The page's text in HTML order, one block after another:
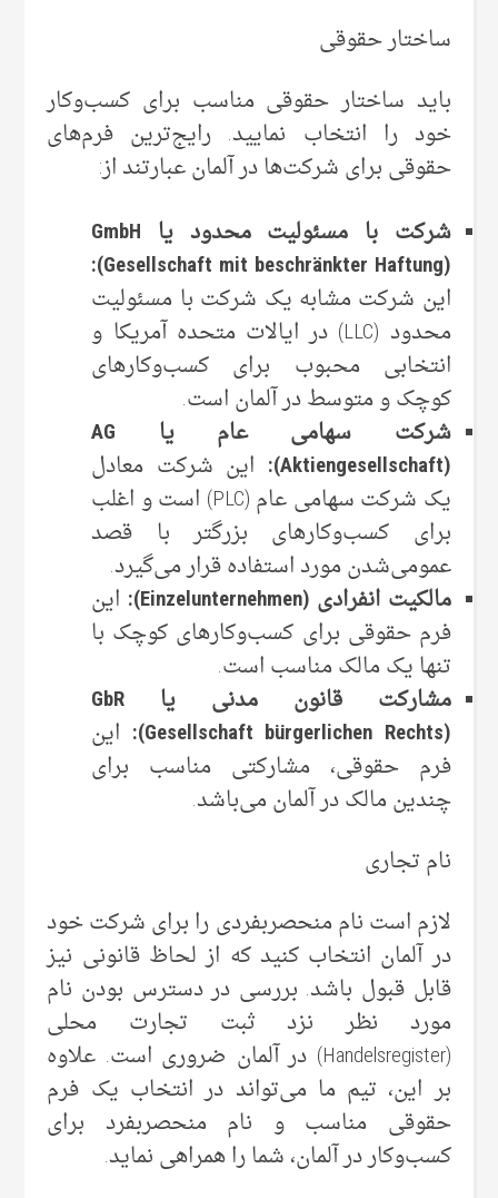
ساختار حقوقی
باید ساختار حقوقی مناسب برای کسب‌وکار
خود را انتخاب نمایید. رایج‌ترین فرم‌های
حقوقی برای شرکت‌ها در آلمان عبارتند از:
شرکت با مسئولیت محدود یا GmbH
(Gesellschaft mit beschränkter Haftung):
این شرکت مشابه یک شرکت با مسئولیت
محدود (LLC) در ایالات متحده آمریکا و
انتخابی محبوب برای کسب‌وکارهای
کوچک و متوسط در آلمان است.
شرکت سهامی عام یا AG
(Aktiengesellschaft): این شرکت معادل
یک شرکت سهامی عام (PLC) است و اغلب
برای کسب‌وکارهای بزرگتر با قصد
عمومی‌شدن مورد استفاده قرار می‌گیرد.
مالکیت انفرادی (Einzelunternehmen):
این
فرم حقوقی برای کسب‌وکارهای کوچک با
تنها یک مالک مناسب است.
مشارکت قانون مدنی یا GbR
(Gesellschaft bürgerlichen Rechts): این
فرم حقوقی، مشارکتی مناسب برای
چندین مالک در آلمان می‌باشد.
نام تجاری
لازم است نام منحصربفردی را برای شرکت خود
در آلمان انتخاب کنید که از لحاظ قانونی نیز
قابل قبول باشد. بررسی در دسترس بودن نام
مورد نظر نزد ثبت تجارت محلی
(Handelsregister) در آلمان ضروری است. علاوه
بر این، تیم ما می‌تواند در انتخاب یک فرم
حقوقی مناسب و نام منحصربفرد برای
کسب‌وکار در آلمان، شما را همراهی نماید.